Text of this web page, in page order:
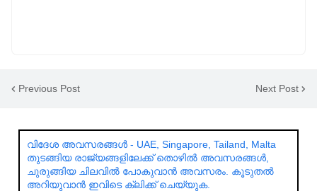
Previous Post Next Post
വിദേശ അവസരങ്ങൾ - UAE, Singapore, Tailand, Malta
തുടങ്ങിയ രാജ്യങ്ങളിലേക്ക് തൊഴിൽ അവസരങ്ങൾ,
ചുരുങ്ങിയ ചിലവിൽ പോകുവാൻ അവസരം. കൂടുതൽ
അറിയുവാൻ ഇവിടെ ക്ലിക്ക് ചെയ്യുക.